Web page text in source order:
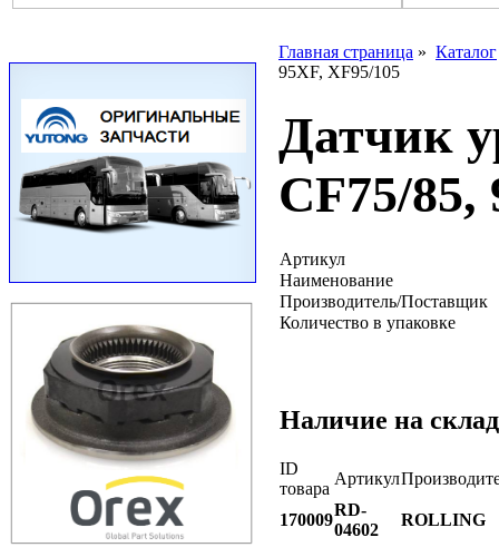
Главная страница » Каталог
95XF, XF95/105
Датчик
CF75/85,
Артикул
Наименование
Производитель/Поставщик
Количество в упаковке
Наличие на
ID
товара
Артикул
170009
RD-
04602
ROLLING